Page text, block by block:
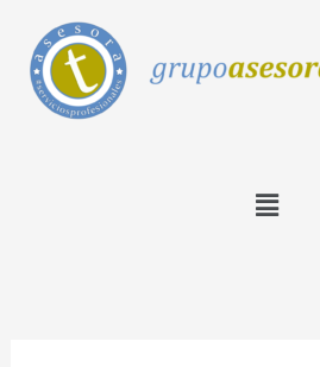
contenido
Menú